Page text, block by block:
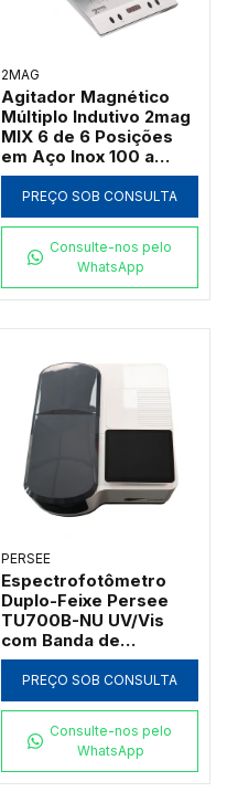
2MAG
Agitador Magnético
Múltiplo Indutivo 2mag
MIX 6 de 6 Posições
em Aço Inox 100 a
2000 RPM (Até
3000ml por Ponto)
PREÇO SOB CONSULTA
Consulte-nos pelo
WhatsApp
PERSEE
Espectrofotômetro
Duplo-Feixe Persee
TU700B-NU UV/Vis
com Banda de
Passagem 2nm e
Software UVWin (190 a
1100nm)
PREÇO SOB CONSULTA
Consulte-nos pelo
WhatsApp